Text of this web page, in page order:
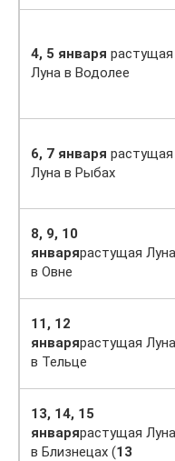
4, 5 января растущая
Луна в Водолее
6, 7 января растущая
Луна в Рыбах
8, 9, 10
январярастущая Луна
в Овне
11, 12
январярастущая Луна
в Тельце
13, 14, 15
январярастущая Луна
в Близнецах (13